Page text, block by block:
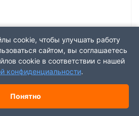
2 отделения,
картон, 19х11 см,
пончики", 273482
Артикул: 108576
cookie, чтобы улучшать работу
сайтом, вы соглашаетесь
cookie в соответствии с нашей
конфиденциальности.
Понятно